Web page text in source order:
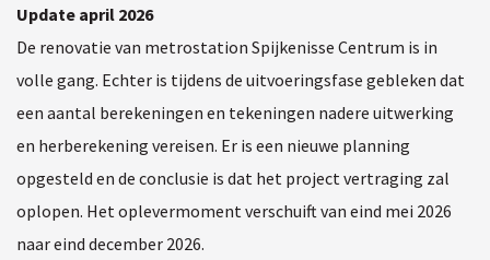
Update april 2026
De renovatie van metrostation Spijkenisse Centrum is in
volle gang. Echter is tijdens de uitvoeringsfase gebleken dat
een aantal berekeningen en tekeningen nadere uitwerking
en herberekening vereisen. Er is een nieuwe planning
opgesteld en de conclusie is dat het project vertraging zal
oplopen. Het oplevermoment verschuift van eind mei 2026
naar eind december 2026.